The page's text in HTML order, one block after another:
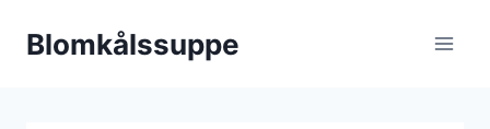
Blomkålssuppe